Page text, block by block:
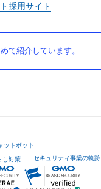
採用サイト
て紹介しています。
ットボット
し対策 セキュリティ事業の軌跡